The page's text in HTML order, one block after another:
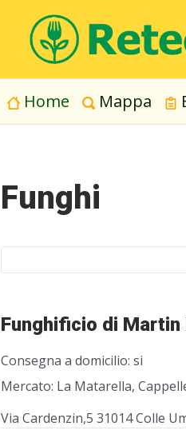
Home Mappa
Funghi
Funghificio di Martin
Consegna a domicilio: si
Mercato: La Matarella,
Via Cardenzin,5 31014 Colle